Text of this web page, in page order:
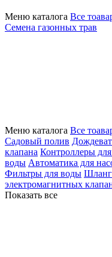
Меню каталога Все
Семена газонных трав
Меню каталога Все
Садовый полив
клапана Контроллеры
воды Автоматика для
Фильтры для воды
электромагнитных
Показать все